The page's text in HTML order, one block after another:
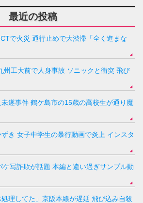
最近の投稿
で火災 通行止めで大渋滞「全く進まな
州工大前で人身事故 ソニックと衝突 飛び
遂事件 鶴ケ島市の15歳の高校生が通り魔
き 女子中学生の暴行動画で炎上 インスタ
ケ写詐欺が話題 本編と違い過ぎサンプル動
理してた」京阪本線が遅延 飛び込み自殺